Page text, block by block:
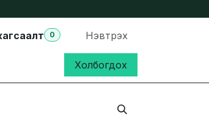
0 Нэвтрэх
Холбогдох